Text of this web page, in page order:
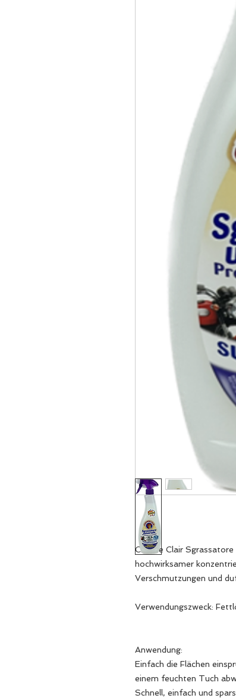
Chante Clair
hochwirksamer
Verschmutzungen und
Verwendungszweck:
Anwendung:
Einfach die Flächen
einem feuchten Tuch
Schnell, einfach und